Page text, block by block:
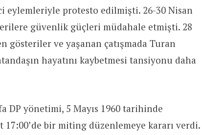
eylemleriyle protesto edilmişti. 26-30 Nisan
güvenlik güçleri müdahale etmişti. 28
gösteriler ve yaşanan çatışmada Turan
hayatını kaybetmesi tansiyonu daha
DP yönetimi, 5 Mayıs 1960 tarihinde
17:00’de bir miting düzenlemeye kararı verdi.